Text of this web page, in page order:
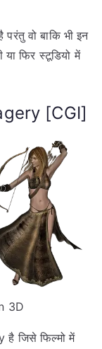
वो बाकि भी इन
या फिर स्टूडियो में
[CGI]
3D
जिसे फिल्मो में